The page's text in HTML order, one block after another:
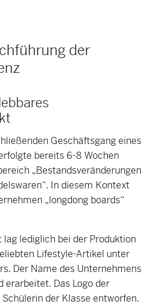
der
Geschäftsgang eines
bereits 6-8 Wochen
„Bestandsveränderungen
In diesem Kontext
„longdong boards“
lag lediglich bei der Produktion
Lifestyle-Artikel unter
Der Name des Unternehmens
erarbeitet. Das Logo der
der Klasse entworfen.